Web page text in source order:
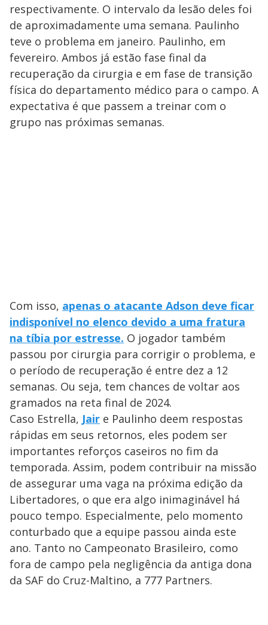
respectivamente. O intervalo da lesão deles foi
de aproximadamente uma semana. Paulinho
teve o problema em janeiro. Paulinho, em
fevereiro. Ambos já estão fase final da
recuperação da cirurgia e em fase de transição
física do departamento médico para o campo. A
expectativa é que passem a treinar com o
grupo nas próximas semanas.
Com isso, apenas o atacante Adson deve ficar
indisponível no elenco devido a uma fratura
na tíbia por estresse. O jogador também
passou por cirurgia para corrigir o problema, e
o período de recuperação é entre dez a 12
semanas. Ou seja, tem chances de voltar aos
gramados na reta final de 2024.
Caso Estrella, Jair e Paulinho deem respostas
rápidas em seus retornos, eles podem ser
importantes reforços caseiros no fim da
temporada. Assim, podem contribuir na missão
de assegurar uma vaga na próxima edição da
Libertadores, o que era algo inimaginável há
pouco tempo. Especialmente, pelo momento
conturbado que a equipe passou ainda este
ano. Tanto no Campeonato Brasileiro, como
fora de campo pela negligência da antiga dona
da SAF do Cruz-Maltino, a 777 Partners.